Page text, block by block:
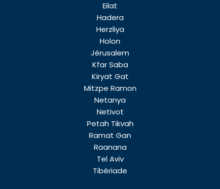
Eilat
Hadera
Herzliya
Holon
Jérusalem
Kfar Saba
Kiryat Gat
Mitzpe Ramon
Netanya
Netivot
Petah Tikvah
Ramat Gan
Raanana
Tel Aviv
Tibériade